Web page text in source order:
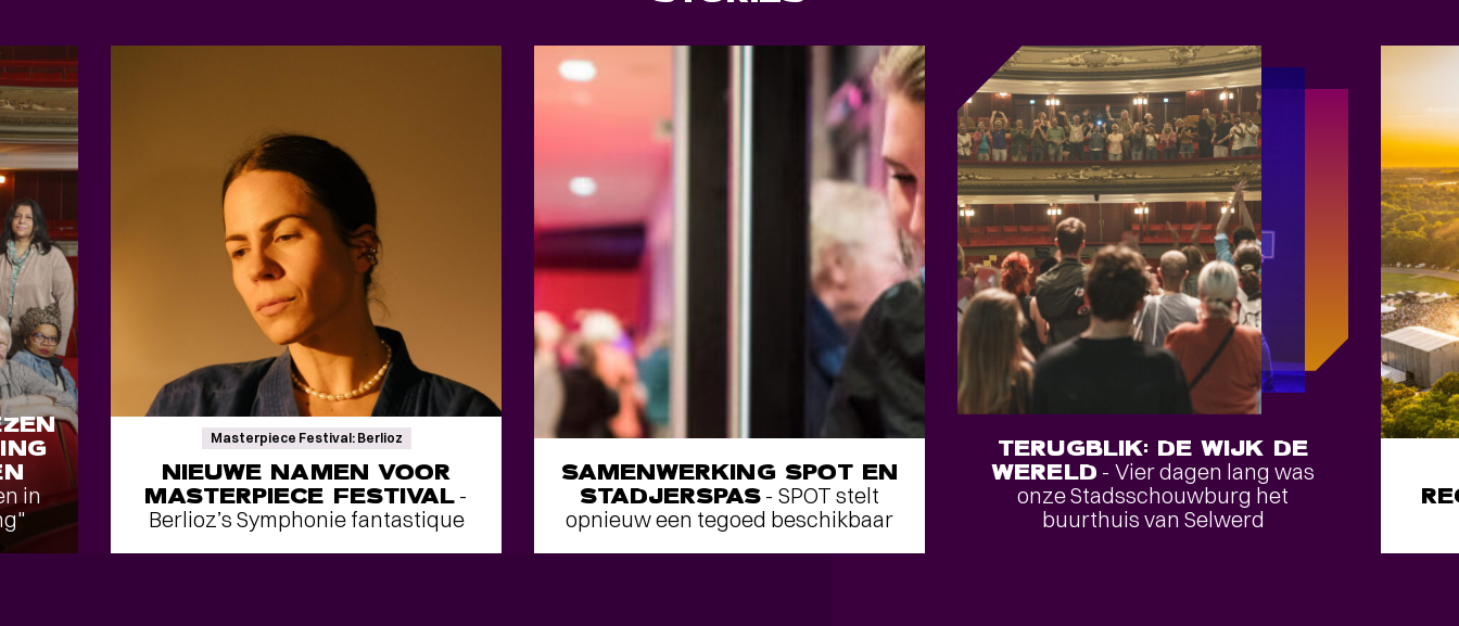
in
Masterpiece Festival: Berlioz
NIEUWE NAMEN VOOR
MASTERPIECE FESTIVAL -
Berlioz’s Symphonie fantastique
SAMENWERKING SPOT EN
STADJERSPAS - SPOT stelt
opnieuw een tegoed beschikbaar
TERUGBLIK: DE WIJK DE
WERELD - Vier dagen lang was
onze Stadsschouwburg het
buurthuis van Selwerd